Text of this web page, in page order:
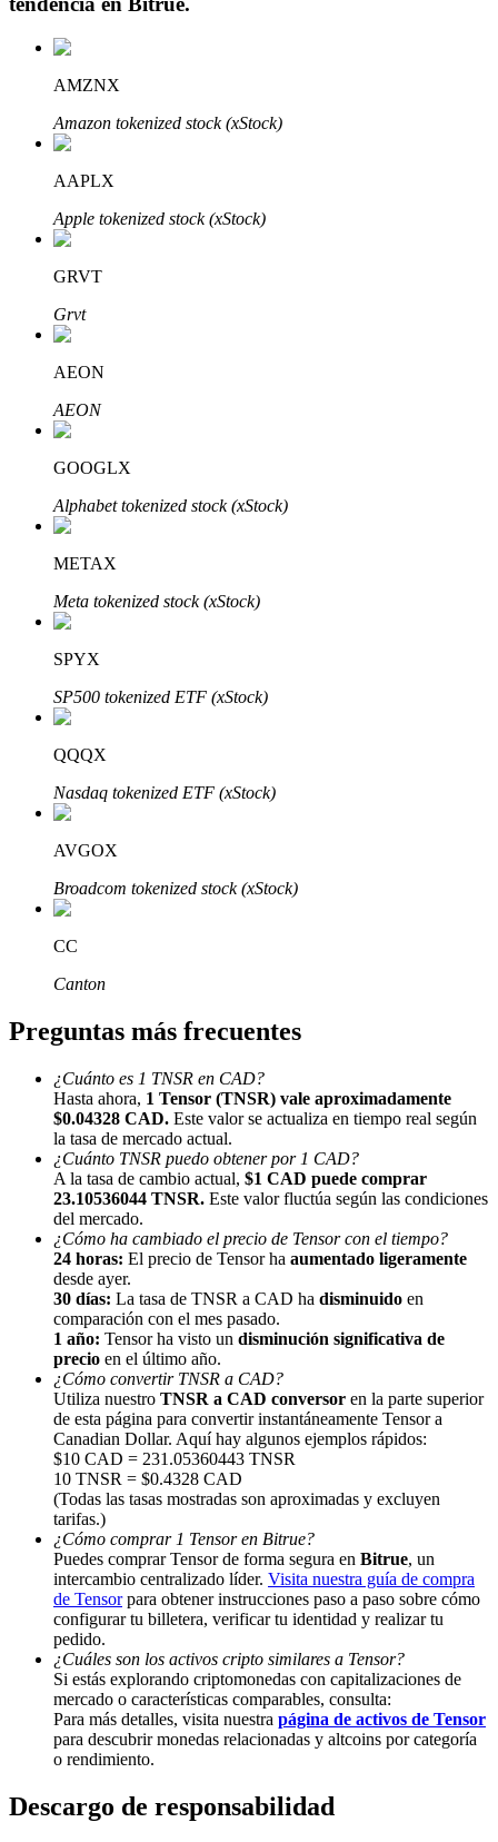
Inversión automática
Obtenga más información sobre cómo obtener ingresos pasivos
Bitrue
AI
Bitrue Partners
Afiliados de Bitrue
¡Hasta un 65% de comisiones!
Referencia
Invita a un amigo para recibir recompensas en efectivo
Deposit CASHCAT & Win
Deposit CASHCAT & Win
Share 500000 CASHCAT prize pool
Exclusive for BitMart Users
Register & Trade to Win 500,000 USDT
Precious Metals Trading Carnival
AMZNX
Amazon tokenized stock (xStock)
AAPLX
Apple tokenized stock (xStock)
GRVT
Grvt
AEON
AEON
GOOGLX
Alphabet tokenized stock (xStock)
METAX
Meta tokenized stock (xStock)
SPYX
SP500 tokenized ETF (xStock)
QQQX
Nasdaq tokenized ETF (xStock)
AVGOX
Broadcom tokenized stock (xStock)
CC
Canton
Preguntas más frecuentes
¿Cuánto es 1 TNSR en CAD?
Hasta ahora, 1 Tensor (TNSR) vale aproximadamente
$0.04328 CAD. Este valor se actualiza en tiempo real según
la tasa de mercado actual.
¿Cuánto TNSR puedo obtener por 1 CAD?
A la tasa de cambio actual, $1 CAD puede comprar
23.10536044 TNSR. Este valor fluctúa según las condiciones
del mercado.
¿Cómo ha cambiado el precio de Tensor con el tiempo?
24 horas: El precio de Tensor ha aumentado ligeramente
desde ayer.
30 días: La tasa de TNSR a CAD ha disminuido en
comparación con el mes pasado.
1 año: Tensor ha visto un disminución significativa de
precio en el último año.
¿Cómo convertir TNSR a CAD?
Utiliza nuestro TNSR a CAD conversor en la parte superior
de esta página para convertir instantáneamente Tensor a
Canadian Dollar. Aquí hay algunos ejemplos rápidos:
$10 CAD = 231.05360443 TNSR
10 TNSR = $0.4328 CAD
(Todas las tasas mostradas son aproximadas y excluyen
tarifas.)
¿Cómo comprar 1 Tensor en Bitrue?
Puedes comprar Tensor de forma segura en Bitrue, un
intercambio centralizado líder. Visita nuestra guía de compra
de Tensorpara obtener instrucciones paso a paso sobre cómo
configurar tu billetera, verificar tu identidad y realizar tu
pedido.
¿Cuáles son los activos cripto similares a Tensor?
Si estás explorando criptomonedas con capitalizaciones de
mercado o características comparables, consulta:
Para más detalles, visita nuestra página de activos de Tensor
para descubrir monedas relacionadas y altcoins por categoría
o rendimiento.
Descargo de responsabilidad